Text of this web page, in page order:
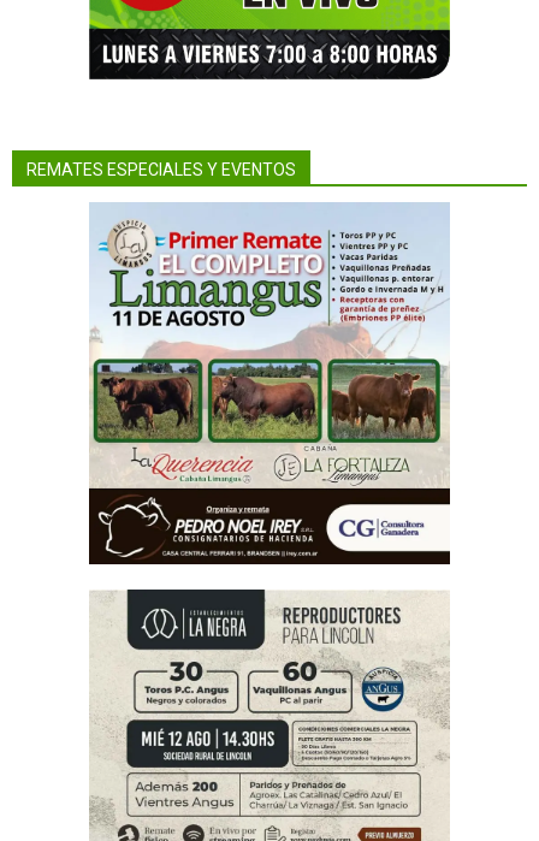
REMATES ESPECIALES Y EVENTOS